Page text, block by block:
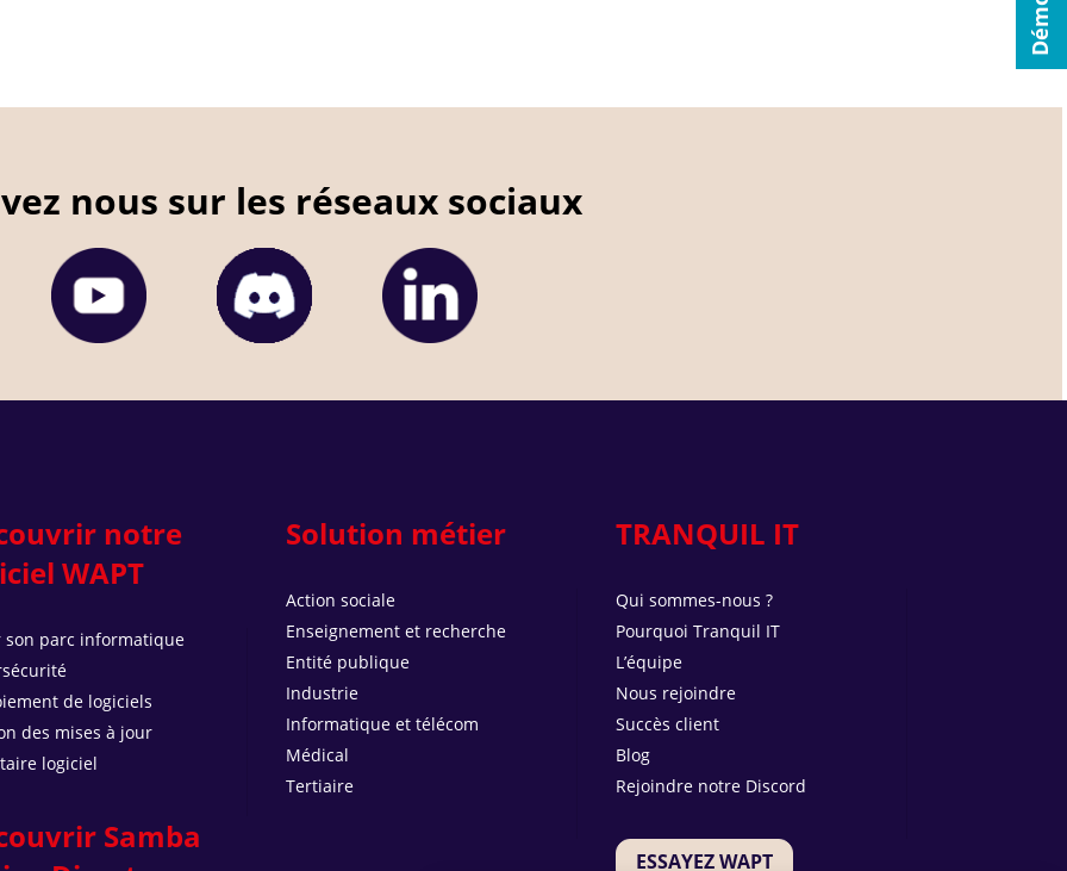
nous sur les réseaux sociaux
notre
WAPT
son parc informatique
de logiciels
des mises à jour
logiciel
Samba
Solution métier
Action sociale
Enseignement et recherche
Entité publique
Industrie
Informatique et télécom
Médical
Tertiaire
TRANQUIL IT
Qui sommes-nous ?
Pourquoi Tranquil IT
L’équipe
Nous rejoindre
Succès client
Blog
Rejoindre notre Discord
ESSAYEZ WAPT